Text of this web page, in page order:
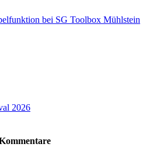
bei SG Toolbox Mühlstein
2026